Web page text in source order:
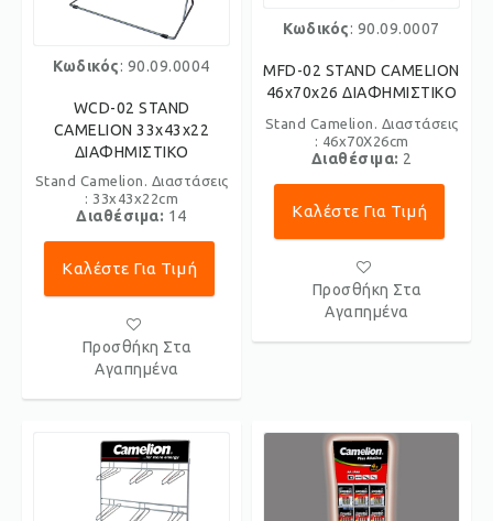
Κωδικός: 90.09.0004
WCD-02 STAND
CAMELION 33x43x22
ΔΙΑΦΗΜΙΣΤΙΚΟ
Stand Camelion. Διαστάσεις
: 33x43x22cm
Διαθέσιμα: 14
Καλέστε Για Τιμή
Προσθήκη Στα
Αγαπημένα
Κωδικός: 90.09.0007
MFD-02 STAND CAMELION
46x70x26 ΔΙΑΦΗΜΙΣΤΙΚΟ
Stand Camelion. Διαστάσεις
: 46x70Χ26cm
Διαθέσιμα: 2
Καλέστε Για Τιμή
Προσθήκη Στα
Αγαπημένα